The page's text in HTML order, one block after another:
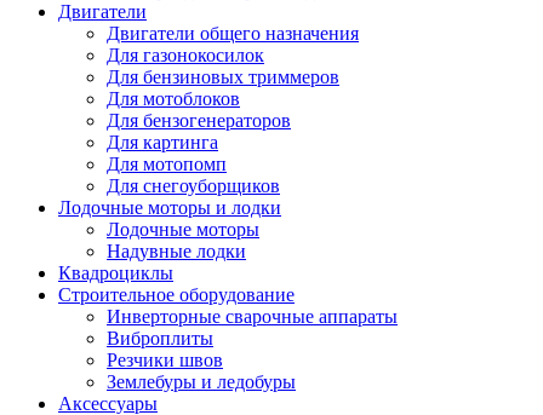
Двигатели
Двигатели общего назначения
Для газонокосилок
Для бензиновых триммеров
Для мотоблоков
Для бензогенераторов
Для картинга
Для мотопомп
Для снегоуборщиков
Лодочные моторы и лодки
Лодочные моторы
Надувные лодки
Квадроциклы
Строительное оборудование
Инверторные сварочные аппараты
Виброплиты
Резчики швов
Землебуры и ледобуры
Аксессуары